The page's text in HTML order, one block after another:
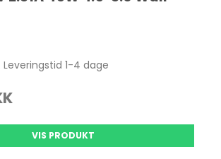
Leveringstid 1-4 dage
VIS PRODUKT